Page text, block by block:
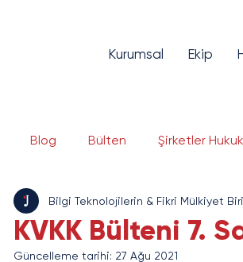
Kurumsal Ekip
Blog Bülten Şirketler
Yönetimi Bilgi Teknolojileri Hukuku
KVKK Bülteni 7.
Bilgi Teknolojilerin & Fikri Mülkiyet
Güncelleme tarihi: 27 Ağu 2021